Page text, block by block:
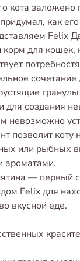
кота заложено
как его
Felix
для кошек,
сочетание
для создания
невозможно
позволит коту
или рыбных
ароматами.
— первый
Felix для
вкусной еде.